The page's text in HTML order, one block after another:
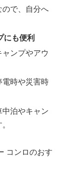
ので、自分へ
にも便利
ンプやアウ
電時や災害時
泊やキャン
コンロのおす